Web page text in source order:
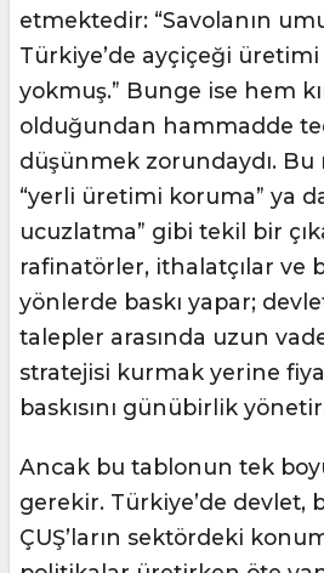
etmektedir: “Savolanın
Türkiye’de ayçiçeği üretimi
yokmuş.” Bunge ise hem
olduğundan hammadde
düşünmek zorundaydı.
“yerli üretimi koruma” ya
ucuzlatma” gibi tekil bir
rafinatörler, ithalatçılar ve
yönlerde baskı yapar;
talepler arasında uzun
stratejisi kurmak yerine
baskısını günübirlik
Ancak bu tablonun tek
gerekir. Türkiye’de devlet,
ÇUŞ’ların sektördeki